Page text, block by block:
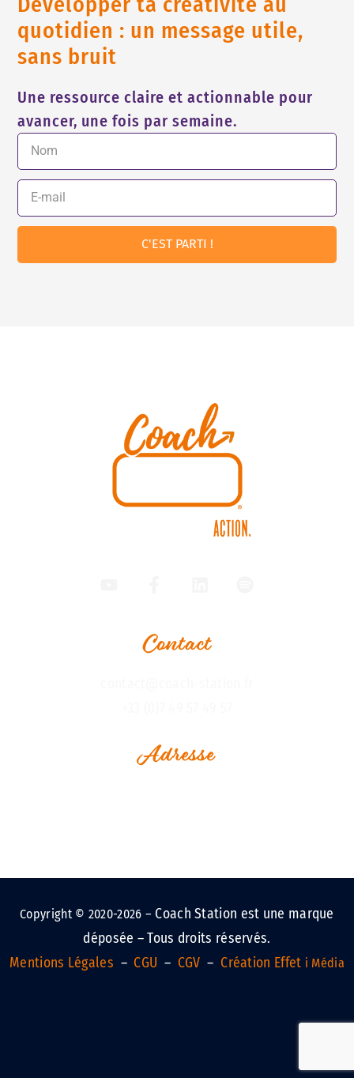
quotidien : un message utile,
sans bruit
Une ressource claire et actionnable pour
avancer, une fois par semaine.
C'EST PARTI !
Contact
Adresse
Copyright © 2020-2026 –Coach Station est une marque
déposée – Tous droits réservés.
Mentions Légales –CGU – CGV –Création Effet i Média